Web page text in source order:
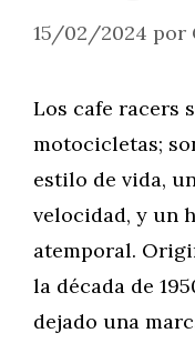
15/02/2024 por
Los cafe racers
motocicletas;
estilo de vida,
velocidad, y un
atemporal.
la década de
dejado una